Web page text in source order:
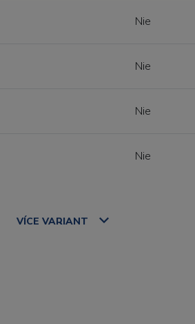
Nie
Nie
Nie
Nie
VÍCE VARIANT